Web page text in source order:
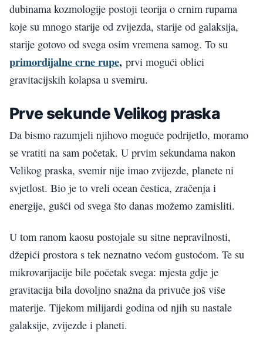
dubinama kozmologije postoji teorija o crnim rupama
koje su mnogo starije od zvijezda, starije od galaksija,
starije gotovo od svega osim vremena samog. To su
primordijalne crne rupe, prvi mogući oblici
gravitacijskih kolapsa u svemiru.
Prve sekunde Velikog praska
Da bismo razumjeli njihovo moguće podrijetlo, moramo
se vratiti na sam početak. U prvim sekundama nakon
Velikog praska, svemir nije imao zvijezde, planete ni
svjetlost. Bio je to vreli ocean čestica, zračenja i
energije, gušći od svega što danas možemo zamisliti.
U tom ranom kaosu postojale su sitne nepravilnosti,
džepići prostora s tek neznatno većom gustoćom. Te su
mikrovarijacije bile početak svega: mjesta gdje je
gravitacija bila dovoljno snažna da privuče još više
materije. Tijekom milijardi godina od njih su nastale
galaksije, zvijezde i planeti.